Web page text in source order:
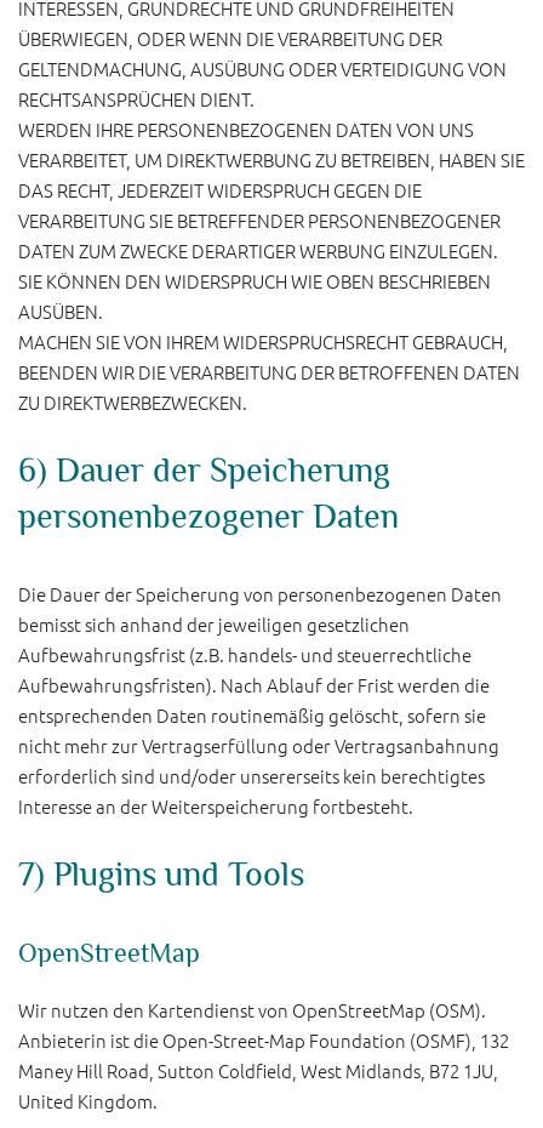
INTERESSEN, GRUNDRECHTE UND GRUNDFREIHEITEN
ÜBERWIEGEN, ODER WENN DIE VERARBEITUNG DER
GELTENDMACHUNG, AUSÜBUNG ODER VERTEIDIGUNG VON
RECHTSANSPRÜCHEN DIENT.
WERDEN IHRE PERSONENBEZOGENEN DATEN VON UNS
VERARBEITET, UM DIREKTWERBUNG ZU BETREIBEN, HABEN SIE
DAS RECHT, JEDERZEIT WIDERSPRUCH GEGEN DIE
VERARBEITUNG SIE BETREFFENDER PERSONENBEZOGENER
DATEN ZUM ZWECKE DERARTIGER WERBUNG EINZULEGEN.
SIE KÖNNEN DEN WIDERSPRUCH WIE OBEN BESCHRIEBEN
AUSÜBEN.
MACHEN SIE VON IHREM WIDERSPRUCHSRECHT GEBRAUCH,
BEENDEN WIR DIE VERARBEITUNG DER BETROFFENEN DATEN
ZU DIREKTWERBEZWECKEN.
6) Dauer der Speicherung
personenbezogener Daten
Die Dauer der Speicherung von personenbezogenen Daten
bemisst sich anhand der jeweiligen gesetzlichen
Aufbewahrungsfrist (z.B. handels- und steuerrechtliche
Aufbewahrungsfristen). Nach Ablauf der Frist werden die
entsprechenden Daten routinemäßig gelöscht, sofern sie
nicht mehr zur Vertragserfüllung oder Vertragsanbahnung
erforderlich sind und/oder unsererseits kein berechtigtes
Interesse an der Weiterspeicherung fortbesteht.
7) Plugins und Tools
OpenStreetMap
Wir nutzen den Kartendienst von OpenStreetMap (OSM).
Anbieterin ist die Open-Street-Map Foundation (OSMF), 132
Maney Hill Road, Sutton Coldfield, West Midlands, B72 1JU,
United Kingdom.